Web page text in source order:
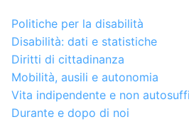
Politiche per la disabilità
Disabilità: dati e statistiche
Diritti di cittadinanza
Mobilità, ausili e autonomia
Vita indipendente e non
Durante e dopo di noi